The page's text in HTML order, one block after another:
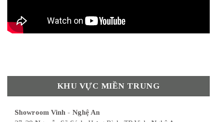
KHU VỰC MIỀN TRUNG
Showroom Vinh - Nghệ An